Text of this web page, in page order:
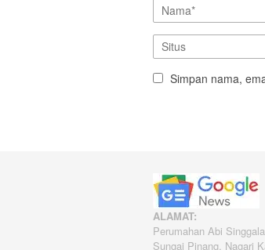
Simpan nama,
ALAMAT:
Perumahan Abi
Sungai Pinang, Nagari